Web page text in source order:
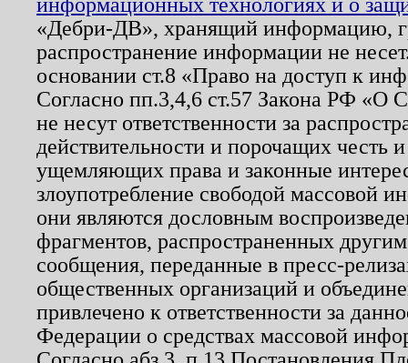
«Дебри-ДВ», хранящий информацию,
распространение информации не
основании ст.8 «Право на доступ к
Согласно пп.3,4,6 ст.57 Закона РФ «О
не несут ответственности за
действительности и порочащих честь
ущемляющих права и законные
злоупотребление свободой массовой
они являются дословным
фрагментов, распространенных
сообщения, переданные в пресс-
общественных организаций и
привлечено к ответственности за
Федерации о средствах массовой